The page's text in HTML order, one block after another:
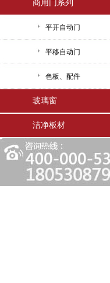
商用门系列
平开自动门
平移自动门
色板、配件
玻璃窗
洁净板材